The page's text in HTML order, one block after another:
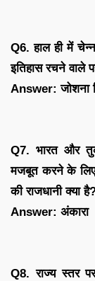
Q6. हाल ही में
इतिहास रचने वाले
Answer: जोशना
Q7. भारत और
मजबूत करने के लिए
की राजधानी क्या
Answer: अंकारा
Q8. राज्य स्तर